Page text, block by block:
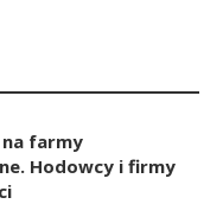
na farmy
Hodowcy i firmy